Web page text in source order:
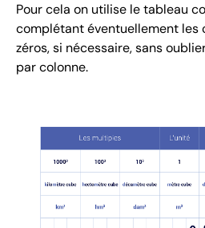
Pour cela on utilise le tableau
complétant éventuellement les
zéros, si nécessaire, sans
par colonne.